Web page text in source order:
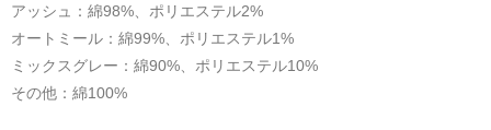
アッシュ：綿98%、ポリエステル2%
オートミール：綿99%、ポリエステル1%
ミックスグレー：綿90%、ポリエステル10%
その他：綿100%